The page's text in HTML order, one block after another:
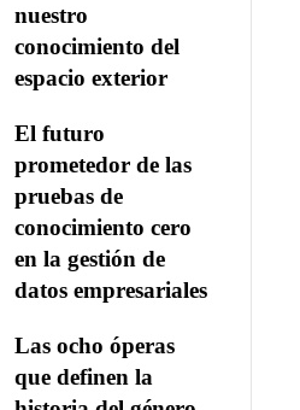
nuestro
conocimiento del
espacio exterior
El futuro
prometedor de las
pruebas de
conocimiento cero
en la gestión de
datos empresariales
Las ocho óperas
que definen la